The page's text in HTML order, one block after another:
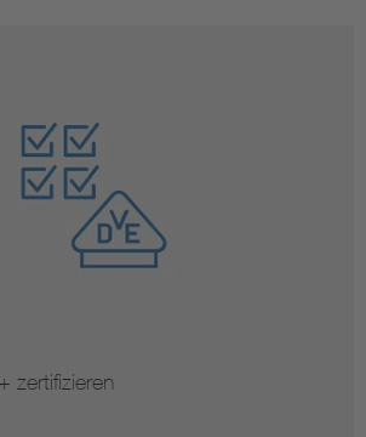
zertifizieren